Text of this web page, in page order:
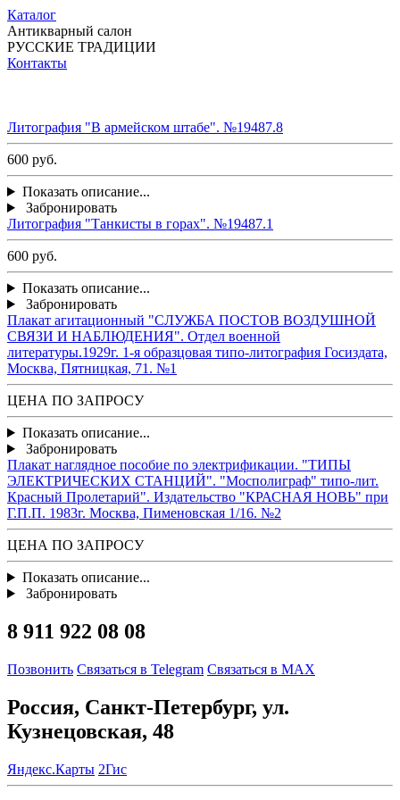
Каталог
Антикварный салон
РУССКИЕ ТРАДИЦИИ
Контакты
Литография "В армейском штабе". №19487.8
600 руб.
Показать описание...
Забронировать
Литография "Танкисты в горах". №19487.1
600 руб.
Показать описание...
Забронировать
Плакат агитационный "СЛУЖБА ПОСТОВ ВОЗДУШНОЙ
СВЯЗИ И НАБЛЮДЕНИЯ". Отдел военной
литературы.1929г. 1-я образцовая типо-литография Госиздата,
Москва, Пятницкая, 71. №1
ЦЕНА ПО ЗАПРОСУ
Показать описание...
Забронировать
Плакат наглядное пособие по электрификации. "ТИПЫ
ЭЛЕКТРИЧЕСКИХ СТАНЦИЙ". "Мосполиграф" типо-лит.
Красный Пролетарий". Издательство "КРАСНАЯ НОВЬ" при
Г.П.П. 1983г. Москва, Пименовская 1/16. №2
ЦЕНА ПО ЗАПРОСУ
Показать описание...
Забронировать
8 911 922 08 08
Позвонить Связаться в Telegram Связаться в MAX
Россия, Санкт-Петербург, ул.
Кузнецовская, 48
Яндекс.Карты 2Гис